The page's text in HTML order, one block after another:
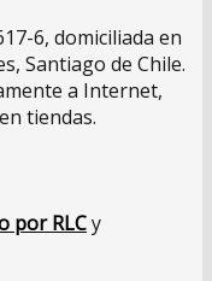
6, domiciliada en
Santiago de Chile.
a Internet,
tiendas.
por RLCy